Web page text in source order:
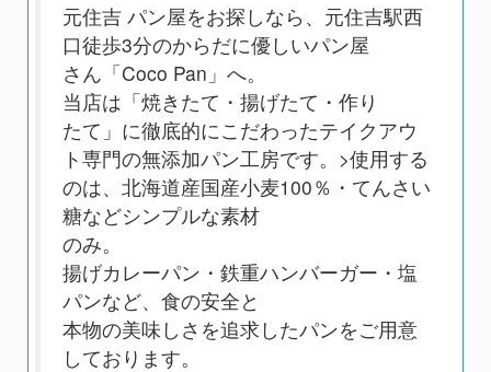
元住吉 パン屋をお探しなら、元住吉駅西
口徒歩3分のからだに優しいパン屋
さん「Coco Pan」へ。
当店は「焼きたて・揚げたて・作り
たて」に徹底的にこだわったテイクアウ
ト専門の無添加パン工房です。 >使用する
のは、北海道産国産小麦100％・てんさい
糖などシンプルな素材
のみ。
揚げカレーパン・鉄重ハンバーガー・塩
パンなど、食の安全と
本物の美味しさを追求したパンをご用意
しております。